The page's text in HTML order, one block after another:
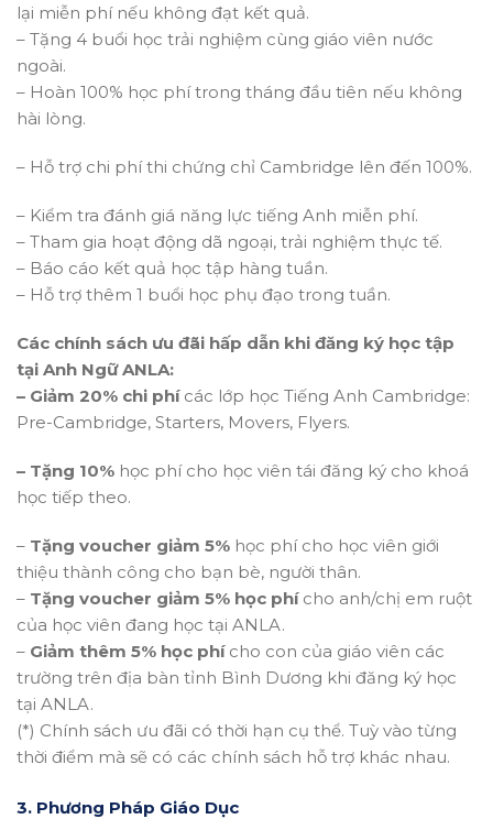
lại miễn phí nếu không đạt kết quả.
– Tặng 4 buổi học trải nghiệm cùng giáo viên nước
ngoài.
– Hoàn 100% học phí trong tháng đầu tiên nếu không
hài lòng.
– Hỗ trợ chi phí thi chứng chỉ Cambridge lên đến 100%.
– Kiểm tra đánh giá năng lực tiếng Anh miễn phí.
– Tham gia hoạt động dã ngoại, trải nghiệm thực tế.
– Báo cáo kết quả học tập hàng tuần.
– Hỗ trợ thêm 1 buổi học phụ đạo trong tuần.
Các chính sách ưu đãi hấp dẫn khi đăng ký học tập
tại Anh Ngữ ANLA:
– Giảm 20% chi phí các lớp học Tiếng Anh Cambridge:
Pre-Cambridge, Starters, Movers, Flyers.
– Tặng 10% học phí cho học viên tái đăng ký cho khoá
học tiếp theo.
– Tặng voucher giảm 5% học phí cho học viên giới
thiệu thành công cho bạn bè, người thân.
– Tặng voucher giảm 5% học phícho anh/chị em ruột
của học viên đang học tại ANLA.
– Giảm thêm 5% học phícho con của giáo viên các
trường trên địa bàn tỉnh Bình Dương khi đăng ký học
tại ANLA.
(*) Chính sách ưu đãi có thời hạn cụ thể. Tuỳ vào từng
thời điểm mà sẽ có các chính sách hỗ trợ khác nhau.
3. Phương Pháp Giáo Dục